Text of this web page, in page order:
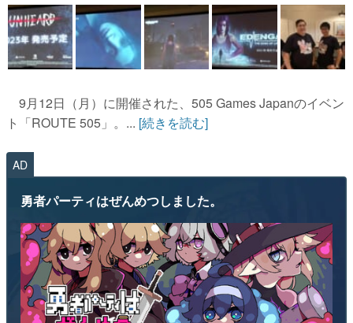
電ファミニコゲーマーとは？
運営：株式会社マレ
9月12日（月）に開催された、505 Games Japanのイベン
ト「ROUTE 505」。... [続きを読む]
AD
勇者パーティはぜんめつしました。